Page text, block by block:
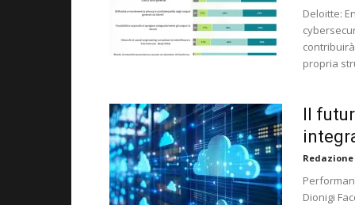
Deloitte:
propria
Il
Dionigi